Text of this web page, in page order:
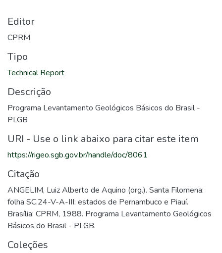
Editor
CPRM
Tipo
Technical Report
Descrição
Programa Levantamento Geológicos Básicos do Brasil -
PLGB
URI - Use o link abaixo para citar este item
https://rigeo.sgb.gov.br/handle/doc/8061
Citação
ANGELIM, Luiz Alberto de Aquino (org.). Santa Filomena:
folha SC.24-V-A-III: estados de Pernambuco e Piauí.
Brasília: CPRM, 1988. Programa Levantamento Geológicos
Básicos do Brasil - PLGB.
Coleções